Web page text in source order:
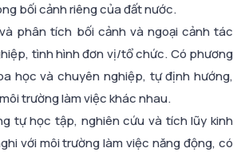
bối cảnh riêng của đất nước.
phân tích bối cảnh và ngoại cảnh tác
tình hình đơn vị/tổ chức. Có phương
học và chuyên nghiệp, tự định hướng,
trường làm việc khác nhau.
tự học tập, nghiên cứu và tích lũy kinh
với môi trường làm việc năng động, có